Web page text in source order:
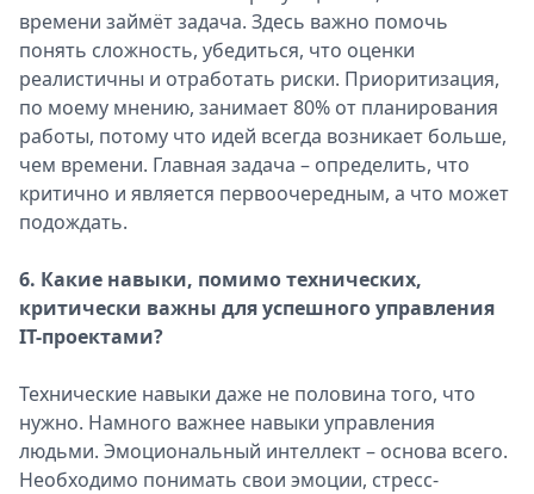
времени займёт задача. Здесь важно помочь
понять сложность, убедиться, что оценки
реалистичны и отработать риски. Приоритизация,
по моему мнению, занимает 80% от планирования
работы, потому что идей всегда возникает больше,
чем времени. Главная задача – определить, что
критично и является первоочередным, а что может
подождать.
6. Какие навыки, помимо технических,
критически важны для успешного управления
IT-проектами?
Технические навыки даже не половина того, что
нужно. Намного важнее навыки управления
людьми. Эмоциональный интеллект – основа всего.
Необходимо понимать свои эмоции, стресс-